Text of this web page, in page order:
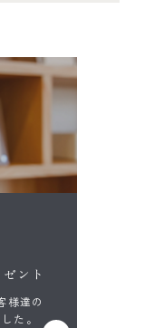
ント
様達の
た。